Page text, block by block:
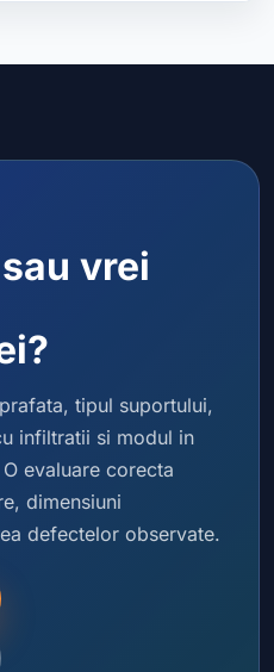
vrei
tipul suportului,
infiltratii si modul in
evaluare corecta
dimensiuni
defectelor observate.